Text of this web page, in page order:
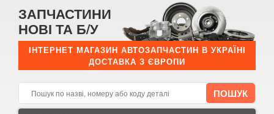
ЗАПЧАСТИНИ
НОВІ ТА Б/У
ІНТЕРНЕТ МАГАЗИН АВТОЗАПЧАСТИН В УКРАЇНІ
ДОСТАВКА З ЄВРОПИ
Оригінальний номер:
Примітка:
E-mail:
Телефон: